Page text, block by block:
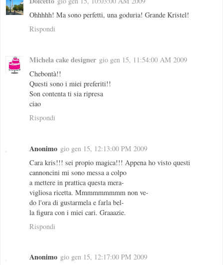
Ohhhhh! Ma sono perfetti, una goduria! Grande Kristel!
Rispondi
Michela cake designer gio gen 15, 11:54:00 AM 2009
Chebontà!!
Questi sono i miei preferiti!!
Son contenta ti sia ripresa
ciao
Rispondi
Anonimo gio gen 15, 12:13:00 PM 2009
Cara kris!!! sei propio magica!!! Appena ho visto questi
cannoncini mi sono messa a colpo
a mettere in prattica questa mera-
vigliosa ricetta. Mmmmmmmmm non ve-
do l'ora di gustarmela e farla bel-
la figura con i miei cari. Graaazie.
Rispondi
Anonimo gio gen 15, 12:17:00 PM 2009